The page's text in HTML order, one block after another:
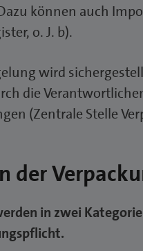
können auch
o. J. b).
wird
die
(Zentrale Stelle
der
in zwei